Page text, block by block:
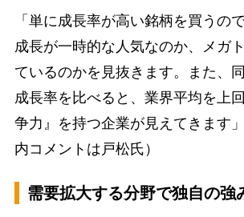
「単に成長率が高い銘柄を買うの
成長が一時的な人気なのか、メガ
ているのかを見抜きます。また、
成長率を比べると、業界平均を上
争力』を持つ企業が見えてきます
内コメントは戸松氏）
需要拡大する分野で独自の強